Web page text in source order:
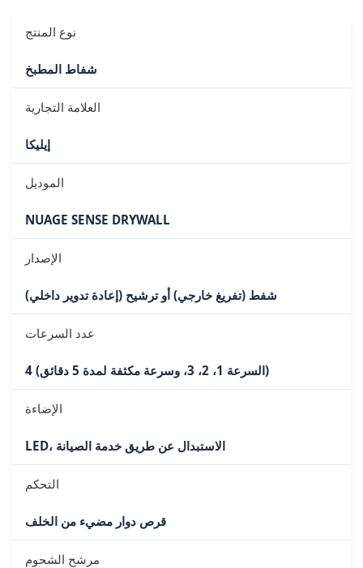
نوع المنتج
شفاط المطبخ
العلامة التجارية
إيليكا
الموديل
NUAGE SENSE DRYWALL
الإصدار
شفط (تفريغ خارجي) أو ترشيح (إعادة تدوير داخلي)
عدد السرعات
4 (السرعة 1، 2، 3، وسرعة مكثفة لمدة 5 دقائق)
الإضاءة
LED، الاستبدال عن طريق خدمة الصيانة
التحكم
قرص دوار مضيء من الخلف
مرشح الشحوم